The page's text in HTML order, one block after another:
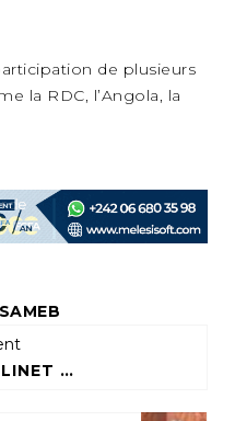
de plusieurs
la RDC, l’Angola, la
SAMEB
ANATOLE COLLINET MAKOSSO EN TOURNÉE POUR PORTER LA VOIX DU CONGO À L’UNESCO